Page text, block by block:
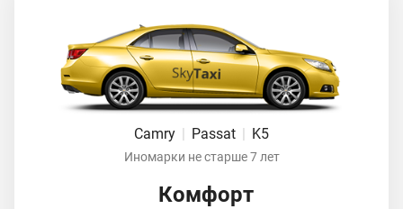
Camry Passat K5
Иномарки не старше 7 лет
Комфорт